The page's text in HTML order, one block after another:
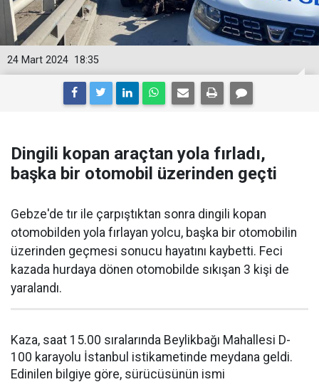
18:35
24 Mart 2024
Dingili kopan araçtan yola fırladı,
başka bir otomobil üzerinden geçti
Gebze'de tır ile çarpıştıktan sonra dingili kopan
otomobilden yola fırlayan yolcu, başka bir otomobilin
üzerinden geçmesi sonucu hayatını kaybetti. Feci
kazada hurdaya dönen otomobilde sıkışan 3 kişi de
yaralandı.
Kaza, saat 15.00 sıralarında Beylikbağı Mahallesi D-
100 karayolu İstanbul istikametinde meydana geldi.
Edinilen bilgiye göre, sürücüsünün ismi